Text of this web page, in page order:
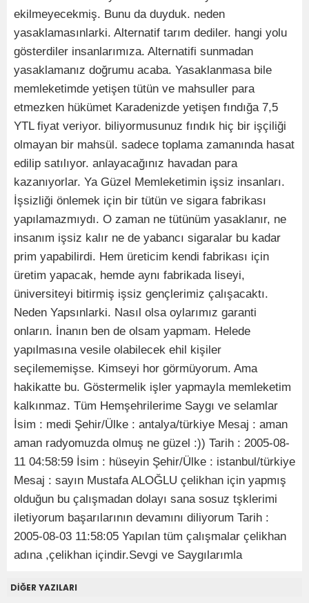
ekilmeyecekmiş. Bunu da duyduk. neden
yasaklamasınlarki. Alternatif tarım dediler. hangi yolu
gösterdiler insanlarımıza. Alternatifi sunmadan
yasaklamanız doğrumu acaba. Yasaklanmasa bile
memleketimde yetişen tütün ve mahsuller para
etmezken hükümet Karadenizde yetişen fındığa 7,5
YTL fiyat veriyor. biliyormusunuz fındık hiç bir işçiliği
olmayan bir mahsül. sadece toplama zamanında hasat
edilip satılıyor. anlayacağınız havadan para
kazanıyorlar. Ya Güzel Memleketimin işsiz insanları.
İşsizliği önlemek için bir tütün ve sigara fabrikası
yapılamazmıydı. O zaman ne tütünüm yasaklanır, ne
insanım işsiz kalır ne de yabancı sigaralar bu kadar
prim yapabilirdi. Hem üreticim kendi fabrikası için
üretim yapacak, hemde aynı fabrikada liseyi,
üniversiteyi bitirmiş işsiz gençlerimiz çalışacaktı.
Neden Yapsınlarki. Nasıl olsa oylarımız garanti
onların. İnanın ben de olsam yapmam. Helede
yapılmasına vesile olabilecek ehil kişiler
seçilememişse. Kimseyi hor görmüyorum. Ama
hakikatte bu. Göstermelik işler yapmayla memleketim
kalkınmaz. Tüm Hemşehrilerime Saygı ve selamlar
İsim : medi Şehir/Ülke : antalya/türkiye Mesaj : aman
aman radyomuzda olmuş ne güzel :)) Tarih : 2005-08-
11 04:58:59 İsim : hüseyin Şehir/Ülke : istanbul/türkiye
Mesaj : sayın Mustafa ALOĞLU çelikhan için yapmış
olduğun bu çalışmadan dolayı sana sosuz tşklerimi
iletiyorum başarılarının devamını diliyorum Tarih :
2005-08-03 11:58:05 Yapılan tüm çalışmalar çelikhan
adına ,çelikhan içindir.Sevgi ve Saygılarımla
DİĞER YAZILARI